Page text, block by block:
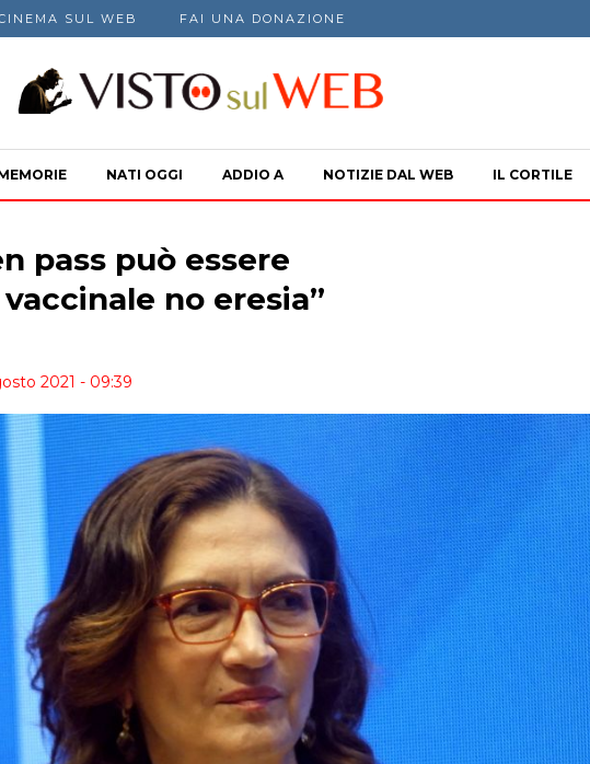
SUL WEB FAI UNA DONAZIONE
NATI OGGI ADDIO A NOTIZIE DAL WEB IL CORTILE
pass può essere
no eresia”
2021 - 09:39